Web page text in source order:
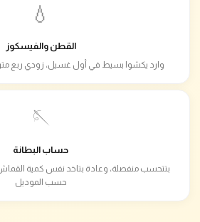
💧
القطن والفيسكوز
وارد يكشوا بسيط في أول غسيل، زودي ربع متر (٢٥ سم) احتياطي
🪡
حساب البطانة
بتتحسب منفصلة، وعادة بتاخد نفس كمية
حسب الموديل